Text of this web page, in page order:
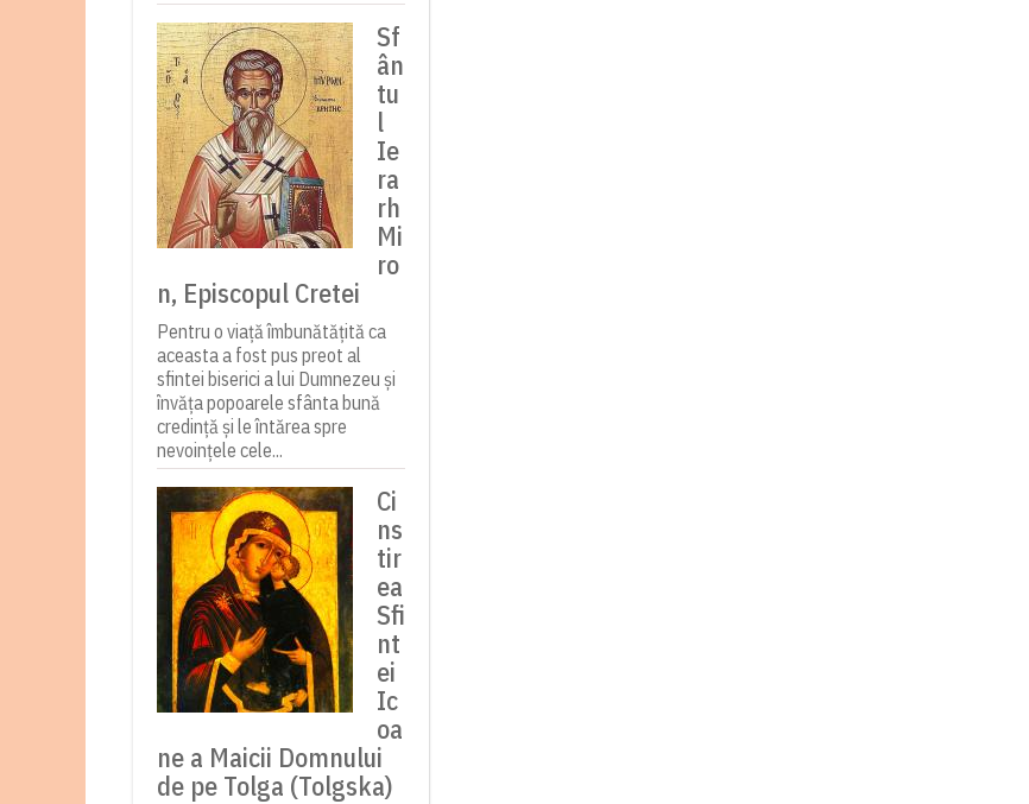
Sf
ân
tu
l
Ie
ra
rh
Mi
ro
n, Episcopul Cretei
Pentru o viață îmbunătățită ca
aceasta a fost pus preot al
sfintei biserici a lui Dumnezeu și
învăța popoarele sfânta bună
credință și le întărea spre
nevoințele cele...
Ci
ns
tir
ea
Sfi
nt
ei
Ic
oa
ne a Maicii Domnului
de pe Tolga (Tolgska)